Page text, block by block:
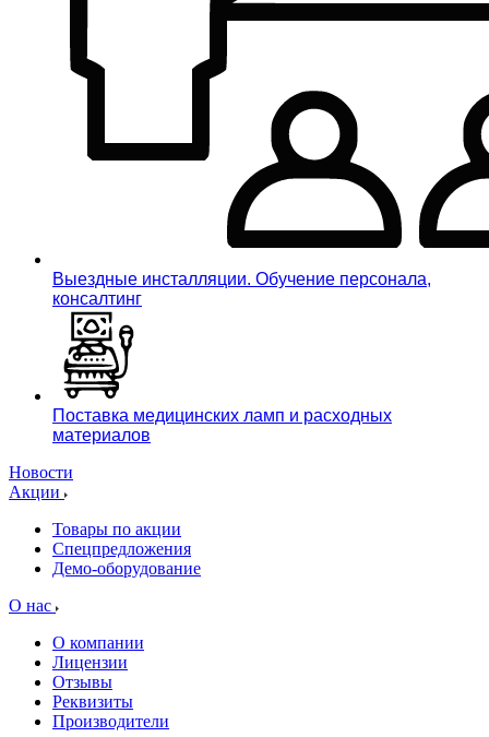
Выездные инсталляции. Обучение персонала,
консалтинг
Поставка медицинских ламп и расходных
материалов
Новости
Акции
Товары по акции
Спецпредложения
Демо-оборудование
О нас
О компании
Лицензии
Отзывы
Реквизиты
Производители